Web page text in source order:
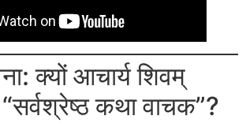
क्यों आचार्य शिवम्
कथा वाचक”?